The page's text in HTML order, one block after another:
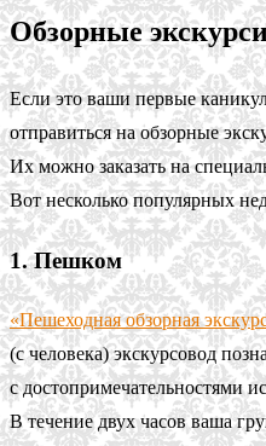
Обзорные
Если это ваши первые
отправиться на обзорные
Их можно заказать на
Вот несколько популярных
1. Пешком
«Пешеходная обзорная
(с человека) экскурсовод
с достопримечательностями
В течение двух часов ваша